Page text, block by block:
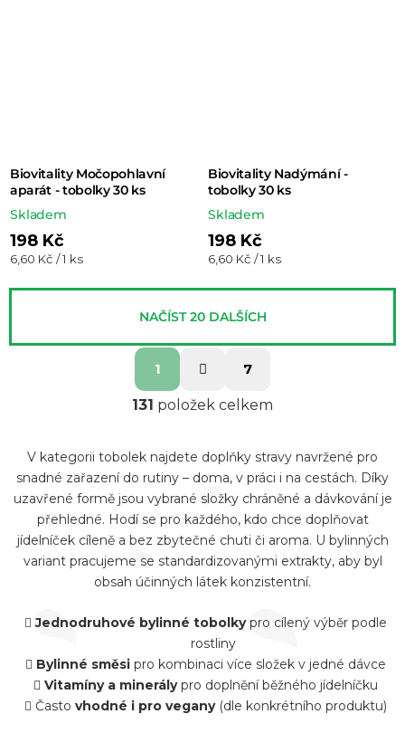
Biovitality Močopohlavní
aparát - tobolky 30 ks
Skladem
198 Kč
Měrná
6,60 Kč / 1 ks
Biovitality Nadýmání -
tobolky 30 ks
Skladem
198 Kč
Měrná
6,60 Kč / 1 ks
O
l
d
a
c
í
p
r
v
k
y
v
ý
NAČÍST 20 DALŠÍCH
t
r
k
o
v
á
n
í
1 7
131 položek celkem
V kategorii tobolek najdete doplňky stravy navržené pro
snadné zařazení do rutiny – doma, v práci i na cestách. Díky
uzavřené formě jsou vybrané složky chráněné a dávkování je
přehledné. Hodí se pro každého, kdo chce doplňovat
jídelníček cíleně a bez zbytečné chuti či aroma. U bylinných
variant pracujeme se standardizovanými extrakty, aby byl
obsah účinných látek konzistentní.
Jednodruhové bylinné tobolkypro cílený výběr podle
rostliny
Bylinné směsipro kombinaci více složek v jedné dávce
Vitamíny a minerálypro doplnění běžného jídelníčku
Často vhodné i pro vegany(dle konkrétního produktu)